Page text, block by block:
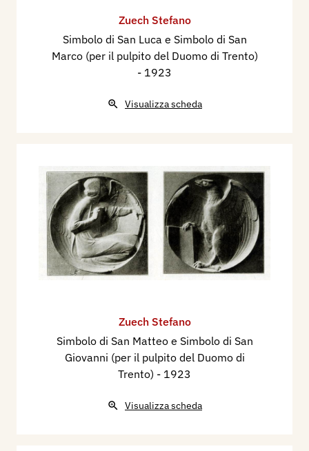
Zuech Stefano
Simbolo di San Luca e Simbolo di San
Marco (per il pulpito del Duomo di Trento)
- 1923
Visualizza scheda
Zuech Stefano
Simbolo di San Matteo e Simbolo di San
Giovanni (per il pulpito del Duomo di
Trento) - 1923
Visualizza scheda